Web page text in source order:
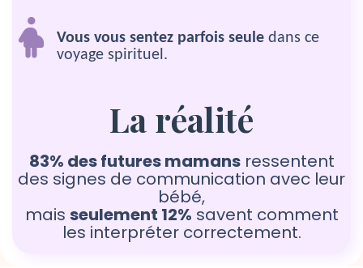
Vous vous sentez parfois seule dans ce
voyage spirituel.
La réalité
83% des futures mamansressentent
des signes de communication avec leur
bébé,
mais seulement 12% savent comment
les interpréter correctement.